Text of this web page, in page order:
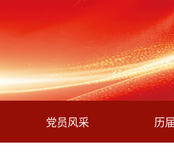
党员风采 历